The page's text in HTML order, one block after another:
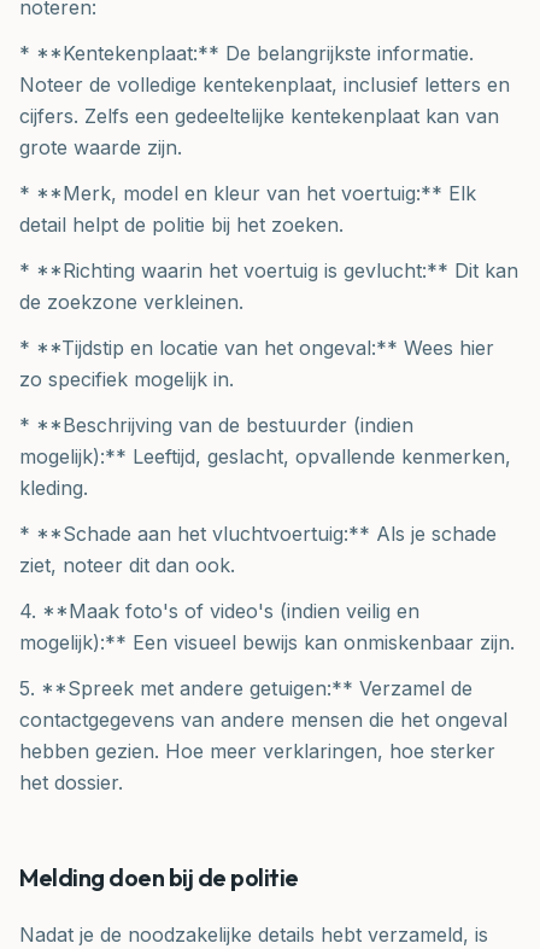
noteren:
* **Kentekenplaat:** De belangrijkste informatie.
Noteer de volledige kentekenplaat, inclusief letters en
cijfers. Zelfs een gedeeltelijke kentekenplaat kan van
grote waarde zijn.
* **Merk, model en kleur van het voertuig:** Elk
detail helpt de politie bij het zoeken.
* **Richting waarin het voertuig is gevlucht:** Dit kan
de zoekzone verkleinen.
* **Tijdstip en locatie van het ongeval:** Wees hier
zo specifiek mogelijk in.
* **Beschrijving van de bestuurder (indien
mogelijk):** Leeftijd, geslacht, opvallende kenmerken,
kleding.
* **Schade aan het vluchtvoertuig:** Als je schade
ziet, noteer dit dan ook.
4. **Maak foto's of video's (indien veilig en
mogelijk):** Een visueel bewijs kan onmiskenbaar zijn.
5. **Spreek met andere getuigen:** Verzamel de
contactgegevens van andere mensen die het ongeval
hebben gezien. Hoe meer verklaringen, hoe sterker
het dossier.
Melding doen bij de politie
Nadat je de noodzakelijke details hebt verzameld, is